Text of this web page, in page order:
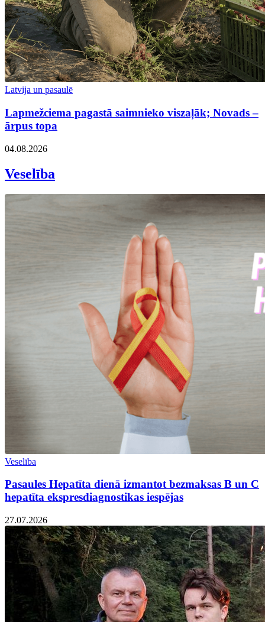
Latvija un pasaulē
Lapmežciema pagastā saimnieko viszaļāk; Novads –
ārpus topa
04.08.2026
Veselība
Veselība
Pasaules Hepatīta dienā izmantot bezmaksas B un C
hepatīta ekspresdiagnostikas iespējas
27.07.2026